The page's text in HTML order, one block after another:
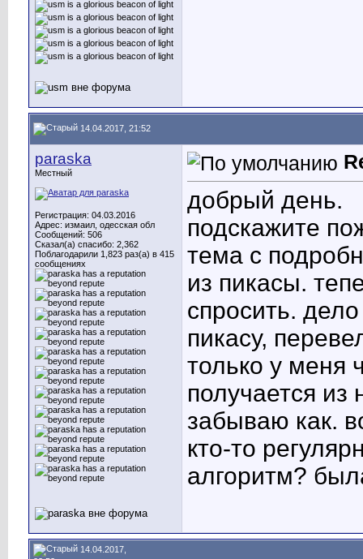
14.04.2017, 21:52
paraska
Местный
Регистрация: 04.03.2016
Адрес: измаил, одесская обл
Сообщений: 506
Сказал(а) спасибо: 2,362
Поблагодарили 1,823 раз(а) в 415
сообщениях
добрый день.
подскажите
тема с
из пикасы.
спросить.
пикасу,
только у меня
получается из
забываю как.
кто-то
алгоритм?
14.04.2017,